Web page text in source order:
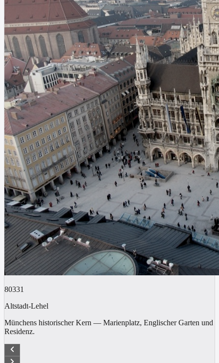
80331
Altstadt-Lehel
Münchens historischer Kern — Marienplatz, Englischer Garten und
Residenz.